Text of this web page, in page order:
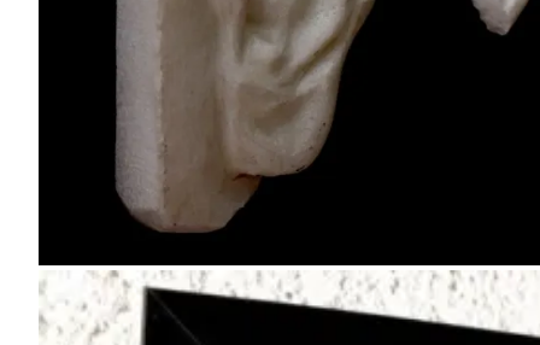
Kleinformat, Titel: „Alter Sack
mit Badekappe“, Marmor
Marmor, Titel: Marmo(h)r, Homage